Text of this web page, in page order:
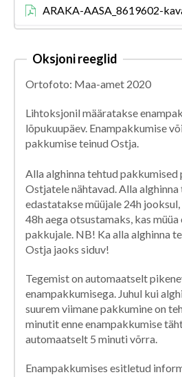
ARAKA-AASA_8619602-
Oksjoni reeglid
Ortofoto: Maa-amet 2020
Lihtoksjonil määratakse
lõpukuupäev. Enampakkumise
pakkumise teinud Ostja.
Alla alghinna tehtud pakkumised
Ostjatele nähtavad. Alla
edastatakse müüjale 24h
48h aega otsustamaks, kas
pakkujale. NB! Ka alla alghinna
Ostja jaoks siduv!
Tegemist on automaatselt
enampakkumisega. Juhul kui
suurem viimane pakkumine on
minutit enne enampakkumise
automaatselt 5 minuti võrra.
Enampakkumises esitletud